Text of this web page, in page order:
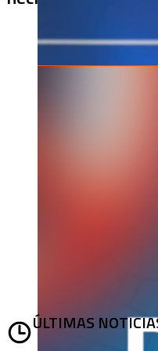
ÚLTIMAS